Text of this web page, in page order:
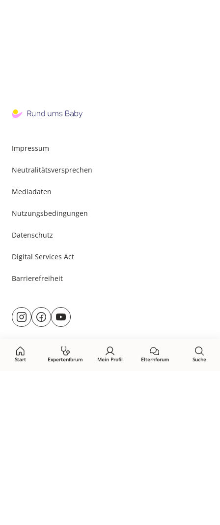
Start Expertenforum Mein Profil Elternforum Suche
Impressum
Neutralitätsversprechen
Mediadaten
Nutzungsbedingungen
Datenschutz
Digital Services Act
Barrierefreiheit
Besuche
uns@rund.ums.baby
facebook.com/rundumsbaby.de
youtube.com/@rundumsbaby_